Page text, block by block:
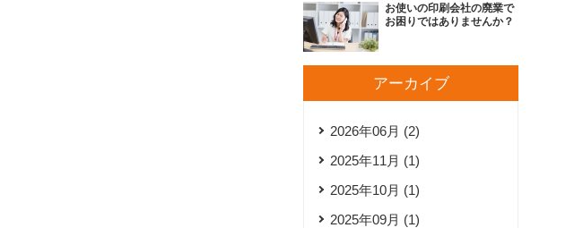
お使いの印刷会社の廃業で
お困りではありませんか？
アーカイブ
2026年06月 (2)
2025年11月 (1)
2025年10月 (1)
2025年09月 (1)